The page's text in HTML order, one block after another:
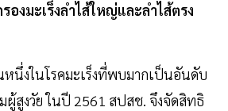
องมะเร็งลำไส้ใหญ่และลำไส้ตรง
หนึ่งในโรคมะเร็งที่พบมากเป็นอันดับ
ผู้สูงวัย ในปี 2561 สปสช. จึงจัดสิทธิ